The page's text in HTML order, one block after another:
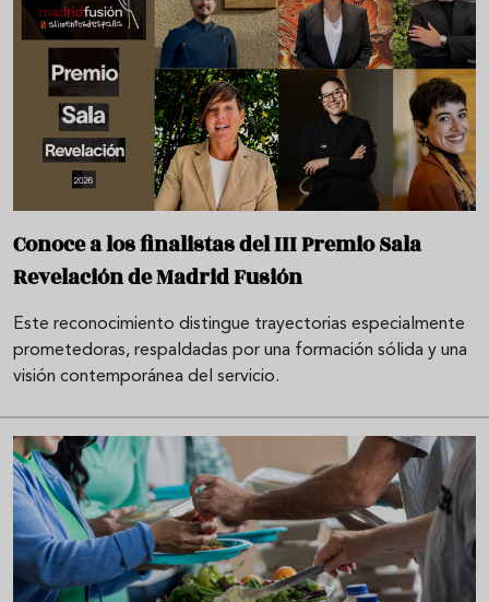
Conoce a los finalistas del III Premio Sala
Revelación de Madrid Fusión
Este reconocimiento distingue trayectorias especialmente
prometedoras, respaldadas por una formación sólida y una
visión contemporánea del servicio.